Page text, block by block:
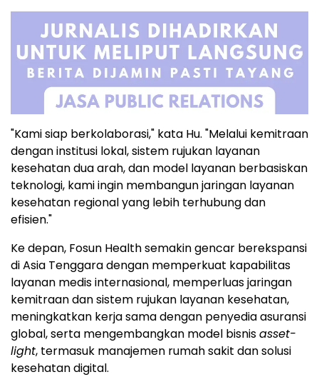
"Kami siap berkolaborasi," kata Hu. "Melalui kemitraan
dengan institusi lokal, sistem rujukan layanan
kesehatan dua arah, dan model layanan berbasiskan
teknologi, kami ingin membangun jaringan layanan
kesehatan regional yang lebih terhubung dan
efisien."
Ke depan, Fosun Health semakin gencar berekspansi
di Asia Tenggara dengan memperkuat kapabilitas
layanan medis internasional, memperluas jaringan
kemitraan dan sistem rujukan layanan kesehatan,
meningkatkan kerja sama dengan penyedia asuransi
global, serta mengembangkan model bisnisasset-
light, termasuk manajemen rumah sakit dan solusi
kesehatan digital.